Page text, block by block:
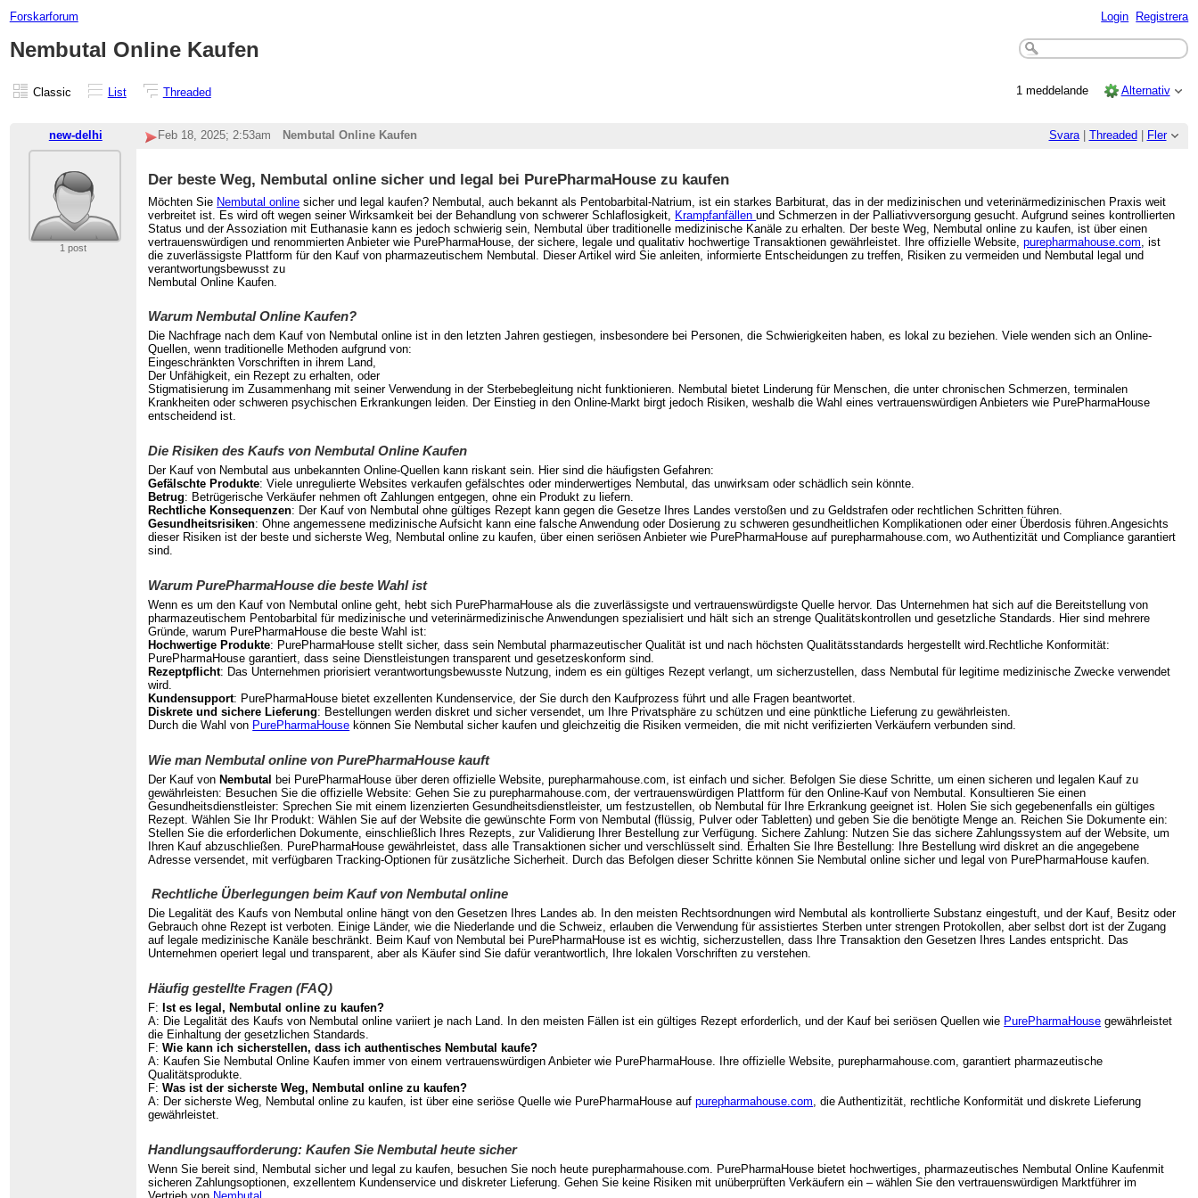
Forskarforum Login Registrera
Nembutal Online Kaufen
Classic List Threaded 1 meddelande Alternativ
new-delhi Svara| Threaded Fler
Feb 18, 2025; 2:53am Nembutal Online Kaufen
1 post
Der beste Weg, Nembutal online sicher und legal bei PurePharmaHouse zu kaufen
Möchten Sie Nembutal online sicher und legal kaufen? Nembutal, auch bekannt als Pentobarbital-Natrium, ist ein starkes Barbiturat, das in der medizinischen und veterinärmedizinischen Praxis weit
verbreitet ist. Es wird oft wegen seiner Wirksamkeit bei der Behandlung von schwerer Schlaflosigkeit, Krampfanfällenund Schmerzen in der Palliativversorgung gesucht. Aufgrund seines kontrollierten
Status und der Assoziation mit Euthanasie kann es jedoch schwierig sein, Nembutal über traditionelle medizinische Kanäle zu erhalten. Der beste Weg, Nembutal online zu kaufen, ist über einen
vertrauenswürdigen und renommierten Anbieter wie PurePharmaHouse, der sichere, legale und qualitativ hochwertige Transaktionen gewährleistet. Ihre offizielle Website,purepharmahouse.com , ist
die zuverlässigste Plattform für den Kauf von pharmazeutischem Nembutal. Dieser Artikel wird Sie anleiten, informierte Entscheidungen zu treffen, Risiken zu vermeiden und Nembutal legal und
verantwortungsbewusst zu
Nembutal Online Kaufen.
Warum Nembutal Online Kaufen?
Die Nachfrage nach dem Kauf von Nembutal online ist in den letzten Jahren gestiegen, insbesondere bei Personen, die Schwierigkeiten haben, es lokal zu beziehen. Viele wenden sich an Online-
Quellen, wenn traditionelle Methoden aufgrund von:
Eingeschränkten Vorschriften in ihrem Land,
Der Unfähigkeit, ein Rezept zu erhalten, oder
Stigmatisierung im Zusammenhang mit seiner Verwendung in der Sterbebegleitung nicht funktionieren. Nembutal bietet Linderung für Menschen, die unter chronischen Schmerzen, terminalen
Krankheiten oder schweren psychischen Erkrankungen leiden. Der Einstieg in den Online-Markt birgt jedoch Risiken, weshalb die Wahl eines vertrauenswürdigen Anbieters wie PurePharmaHouse
entscheidend ist.
Die Risiken des Kaufs von Nembutal Online Kaufen
Der Kauf von Nembutal aus unbekannten Online-Quellen kann riskant sein. Hier sind die häufigsten Gefahren:
Gefälschte Produkte: Viele unregulierte Websites verkaufen gefälschtes oder minderwertiges Nembutal, das unwirksam oder schädlich sein könnte.
Betrug: Betrügerische Verkäufer nehmen oft Zahlungen entgegen, ohne ein Produkt zu liefern.
Rechtliche Konsequenzen: Der Kauf von Nembutal ohne gültiges Rezept kann gegen die Gesetze Ihres Landes verstoßen und zu Geldstrafen oder rechtlichen Schritten führen.
Gesundheitsrisiken: Ohne angemessene medizinische Aufsicht kann eine falsche Anwendung oder Dosierung zu schweren gesundheitlichen Komplikationen oder einer Überdosis führen.Angesichts
dieser Risiken ist der beste und sicherste Weg, Nembutal online zu kaufen, über einen seriösen Anbieter wie PurePharmaHouse auf purepharmahouse.com, wo Authentizität und Compliance garantiert
sind.
Warum PurePharmaHouse die beste Wahl ist
Wenn es um den Kauf von Nembutal online geht, hebt sich PurePharmaHouse als die zuverlässigste und vertrauenswürdigste Quelle hervor. Das Unternehmen hat sich auf die Bereitstellung von
pharmazeutischem Pentobarbital für medizinische und veterinärmedizinische Anwendungen spezialisiert und hält sich an strenge Qualitätskontrollen und gesetzliche Standards. Hier sind mehrere
Gründe, warum PurePharmaHouse die beste Wahl ist:
Hochwertige Produkte: PurePharmaHouse stellt sicher, dass sein Nembutal pharmazeutischer Qualität ist und nach höchsten Qualitätsstandards hergestellt wird.Rechtliche Konformität:
PurePharmaHouse garantiert, dass seine Dienstleistungen transparent und gesetzeskonform sind.
Rezeptpflicht: Das Unternehmen priorisiert verantwortungsbewusste Nutzung, indem es ein gültiges Rezept verlangt, um sicherzustellen, dass Nembutal für legitime medizinische Zwecke verwendet
wird.
Kundensupport: PurePharmaHouse bietet exzellenten Kundenservice, der Sie durch den Kaufprozess führt und alle Fragen beantwortet.
Diskrete und sichere Lieferung: Bestellungen werden diskret und sicher versendet, um Ihre Privatsphäre zu schützen und eine pünktliche Lieferung zu gewährleisten.
Durch die Wahl von PurePharmaHouse können Sie Nembutal sicher kaufen und gleichzeitig die Risiken vermeiden, die mit nicht verifizierten Verkäufern verbunden sind.
Wie man Nembutal online von PurePharmaHouse kauft
Der Kauf vonNembutal bei PurePharmaHouse über deren offizielle Website, purepharmahouse.com, ist einfach und sicher. Befolgen Sie diese Schritte, um einen sicheren und legalen Kauf zu
gewährleisten: Besuchen Sie die offizielle Website: Gehen Sie zu purepharmahouse.com, der vertrauenswürdigen Plattform für den Online-Kauf von Nembutal. Konsultieren Sie einen
Gesundheitsdienstleister: Sprechen Sie mit einem lizenzierten Gesundheitsdienstleister, um festzustellen, ob Nembutal für Ihre Erkrankung geeignet ist. Holen Sie sich gegebenenfalls ein gültiges
Rezept. Wählen Sie Ihr Produkt: Wählen Sie auf der Website die gewünschte Form von Nembutal (flüssig, Pulver oder Tabletten) und geben Sie die benötigte Menge an. Reichen Sie Dokumente ein:
Stellen Sie die erforderlichen Dokumente, einschließlich Ihres Rezepts, zur Validierung Ihrer Bestellung zur Verfügung. Sichere Zahlung: Nutzen Sie das sichere Zahlungssystem auf der Website, um
Ihren Kauf abzuschließen. PurePharmaHouse gewährleistet, dass alle Transaktionen sicher und verschlüsselt sind. Erhalten Sie Ihre Bestellung: Ihre Bestellung wird diskret an die angegebene
Adresse versendet, mit verfügbaren Tracking-Optionen für zusätzliche Sicherheit. Durch das Befolgen dieser Schritte können Sie Nembutal online sicher und legal von PurePharmaHouse kaufen.
Rechtliche Überlegungen beim Kauf von Nembutal online
Die Legalität des Kaufs von Nembutal online hängt von den Gesetzen Ihres Landes ab. In den meisten Rechtsordnungen wird Nembutal als kontrollierte Substanz eingestuft, und der Kauf, Besitz oder
Gebrauch ohne Rezept ist verboten. Einige Länder, wie die Niederlande und die Schweiz, erlauben die Verwendung für assistiertes Sterben unter strengen Protokollen, aber selbst dort ist der Zugang
auf legale medizinische Kanäle beschränkt. Beim Kauf von Nembutal bei PurePharmaHouse ist es wichtig, sicherzustellen, dass Ihre Transaktion den Gesetzen Ihres Landes entspricht. Das
Unternehmen operiert legal und transparent, aber als Käufer sind Sie dafür verantwortlich, Ihre lokalen Vorschriften zu verstehen.
Häufig gestellte Fragen (FAQ)
F: Ist es legal, Nembutal online zu kaufen?
A: Die Legalität des Kaufs von Nembutal online variiert je nach Land. In den meisten Fällen ist ein gültiges Rezept erforderlich, und der Kauf bei seriösen Quellen wie PurePharmaHouse gewährleistet
die Einhaltung der gesetzlichen Standards.
F:Wie kann ich sicherstellen, dass ich authentisches Nembutal kaufe?
A: Kaufen Sie Nembutal Online Kaufen immer von einem vertrauenswürdigen Anbieter wie PurePharmaHouse. Ihre offizielle Website, purepharmahouse.com, garantiert pharmazeutische
Qualitätsprodukte.
F:Was ist der sicherste Weg, Nembutal online zu kaufen?
A: Der sicherste Weg, Nembutal online zu kaufen, ist über eine seriöse Quelle wie PurePharmaHouse aufpurepharmahouse.com, die Authentizität, rechtliche Konformität und diskrete Lieferung
gewährleistet.
Handlungsaufforderung: Kaufen Sie Nembutal heute sicher
Wenn Sie bereit sind, Nembutal sicher und legal zu kaufen, besuchen Sie noch heute purepharmahouse.com. PurePharmaHouse bietet hochwertiges, pharmazeutisches Nembutal Online Kaufenmit
sicheren Zahlungsoptionen, exzellentem Kundenservice und diskreter Lieferung. Gehen Sie keine Risiken mit unüberprüften Verkäufern ein – wählen Sie den vertrauenswürdigen Marktführer im